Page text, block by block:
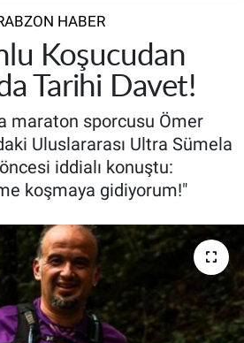
HABER
Koşucudan
Tarihi Davet!
maraton sporcusu Ömer
Uluslararası Ultra Sümela
iddialı konuştu:
koşmaya gidiyorum!"
Durumu ve Fikstür